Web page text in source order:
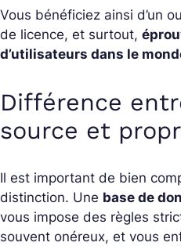
Vous bénéficiez ainsi d’un
de licence, et surtout,
d’utilisateurs dans le
Différence
source et
Il est important de bien
distinction. Une base de
vous impose des règles
souvent onéreux, et vous